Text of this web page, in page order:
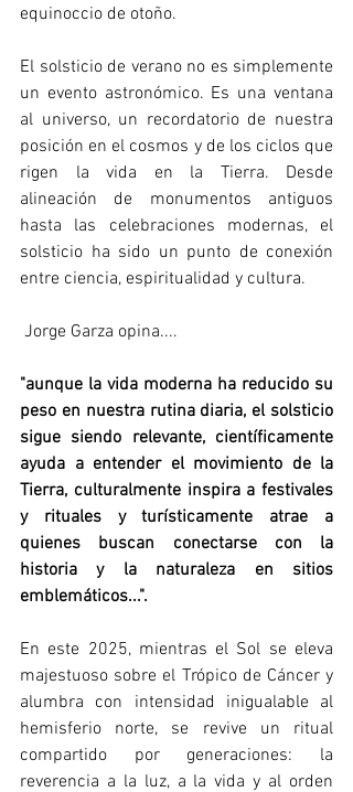
equinoccio de otoño.
El solsticio de verano no es simplemente
un evento astronómico. Es una ventana
al universo, un recordatorio de nuestra
posición en el cosmos y de los ciclos que
rigen la vida en la Tierra. Desde
alineación de monumentos antiguos
hasta las celebraciones modernas, el
solsticio ha sido un punto de conexión
entre ciencia, espiritualidad y cultura.
Jorge Garza opina....
"aunque la vida moderna ha reducido su
peso en nuestra rutina diaria, el solsticio
sigue siendo relevante, científicamente
ayuda a entender el movimiento de la
Tierra, culturalmente inspira a festivales
y rituales y turísticamente atrae a
quienes buscan conectarse con la
historia y la naturaleza en sitios
emblemáticos...".
En este 2025, mientras el Sol se eleva
majestuoso sobre el Trópico de Cáncer y
alumbra con intensidad inigualable al
hemisferio norte, se revive un ritual
compartido por generaciones: la
reverencia a la luz, a la vida y al orden